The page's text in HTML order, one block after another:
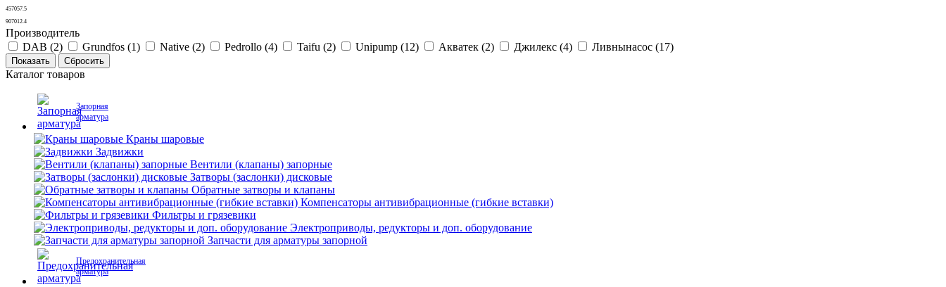
457057.5
907012.4
Производитель
DAB (2) Grundfos (1) Native (2) Pedrollo (4) Taifu (2) Unipump (12) Акватек (2) Джилекс (4) Ливнынасос (17)
Каталог товаров
Запорная
арматура
Краны шаровые
Задвижки
Вентили (клапаны) запорные
Затворы (заслонки) дисковые
Обратные затворы и клапаны
Компенсаторы антивибрационные (гибкие вставки)
Фильтры и грязевики
Электроприводы, редукторы и доп. оборудование
Запчасти для арматуры запорной
Предохранительная
арматура